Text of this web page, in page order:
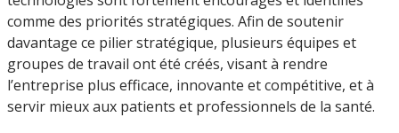
comme des priorités stratégiques. Afin de soutenir
davantage ce pilier stratégique, plusieurs équipes et
groupes de travail ont été créés, visant à rendre
l’entreprise plus efficace, innovante et compétitive, et à
servir mieux aux patients et professionnels de la santé.